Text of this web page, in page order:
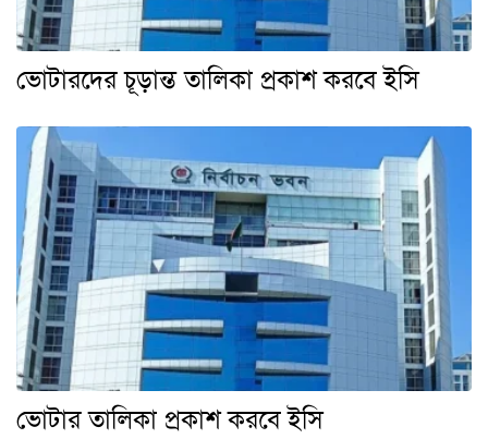
ভোটারদের চূড়ান্ত তালিকা প্রকাশ করবে ইসি
ভোটার তালিকা প্রকাশ করবে ইসি